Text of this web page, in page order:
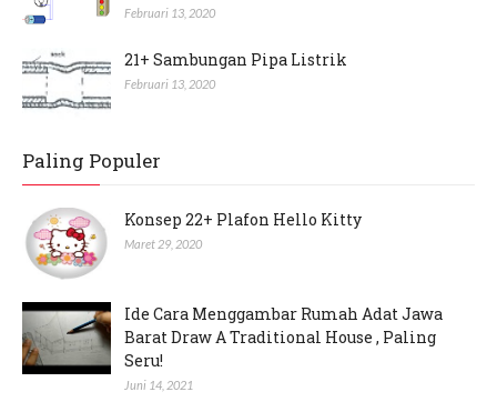
Februari 13, 2020
21+ Sambungan Pipa Listrik
Februari 13, 2020
Paling Populer
Konsep 22+ Plafon Hello Kitty
Maret 29, 2020
Ide Cara Menggambar Rumah Adat Jawa
Barat Draw A Traditional House , Paling
Seru!
Juni 14, 2021